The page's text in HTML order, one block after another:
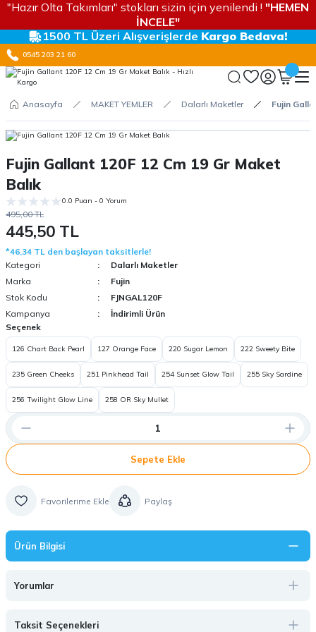
"Hazır Olta Takımları" stokları sizin için yenilendi ! "HEMEN
İNCELE"
1500 TL Üzeri Alışverişlerde Kargo Bedava!
0545 203 21 60
Anasayfa MAKET YEMLER Dalarlı Maketler Fujin
Fujin Gallant 120F 12 Cm 19 Gr Maket
Balık
0.0 Puan - 0 Yorum
495,00 TL
445,50 TL
*46,34 TL den başlayan taksitlerle!
Kategori
Dalarlı Maketler
Marka
Fujin
Stok Kodu
FJNGAL120F
Kampanya
İndirimli Ürün
Seçenek
126 Chart Back Pearl 127 Orange Face 220 Sugar Lemon 222 Sweety Bite
235 Green Cheeks 251 Pinkhead Tail 254 Sunset Glow Tail 255 Sky Sardine
256 Twilight Glow Line 258 OR Sky Mullet
Sepete Ekle
Paylaş
Ürün Bilgisi
Yorumlar
Taksit Seçenekleri